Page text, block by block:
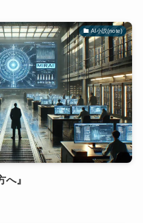
AI小説(note)
』